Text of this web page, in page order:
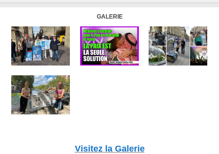
GALERIE
Visitez la Galerie